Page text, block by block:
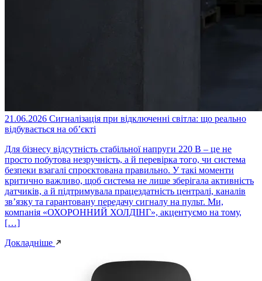
21.06.2026 Сигналізація при відключенні світла: що реально
відбувається на об’єкті
Для бізнесу відсутність стабільної напруги 220 В – це не
просто побутова незручність, а й перевірка того, чи система
безпеки взагалі спроєктована правильно. У такі моменти
критично важливо, щоб система не лише зберігала активність
датчиків, а й підтримувала працездатність централі, каналів
зв’язку та гарантовану передачу сигналу на пульт. Ми,
компанія «ОХОРОННИЙ ХОЛДІНГ», акцентуємо на тому,
[…]
Докладніше